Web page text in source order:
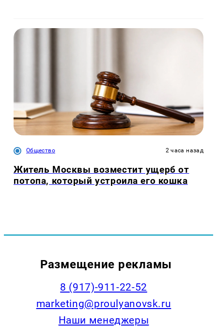
Общество 2 часа назад
Житель Москвы возместит ущерб от
потопа, который устроила его кошка
Размещение рекламы
8 (917)-911-22-52
marketing@proulyanovsk.ru
Наши менеджеры